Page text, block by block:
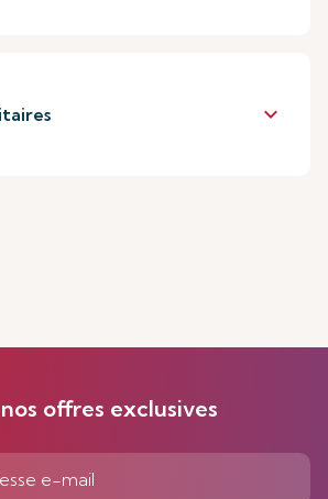
keyboard_arrow_down
offres exclusives